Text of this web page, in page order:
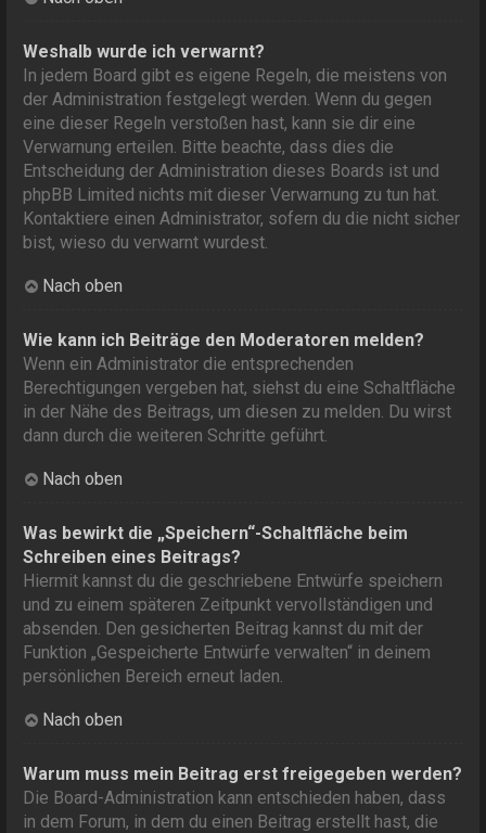
Weshalb wurde ich verwarnt?
In jedem Board gibt es eigene Regeln, die meistens von
der Administration festgelegt werden. Wenn du gegen
eine dieser Regeln verstoßen hast, kann sie dir eine
Verwarnung erteilen. Bitte beachte, dass dies die
Entscheidung der Administration dieses Boards ist und
phpBB Limited nichts mit dieser Verwarnung zu tun hat.
Kontaktiere einen Administrator, sofern du die nicht sicher
bist, wieso du verwarnt wurdest.
Nach oben
Wie kann ich Beiträge den Moderatoren melden?
Wenn ein Administrator die entsprechenden
Berechtigungen vergeben hat, siehst du eine Schaltfläche
in der Nähe des Beitrags, um diesen zu melden. Du wirst
dann durch die weiteren Schritte geführt.
Nach oben
Was bewirkt die „Speichern“-Schaltfläche beim
Schreiben eines Beitrags?
Hiermit kannst du die geschriebene Entwürfe speichern
und zu einem späteren Zeitpunkt vervollständigen und
absenden. Den gesicherten Beitrag kannst du mit der
Funktion „Gespeicherte Entwürfe verwalten“ in deinem
persönlichen Bereich erneut laden.
Nach oben
Warum muss mein Beitrag erst freigegeben werden?
Die Board-Administration kann entschieden haben, dass
in dem Forum, in dem du einen Beitrag erstellt hast, die